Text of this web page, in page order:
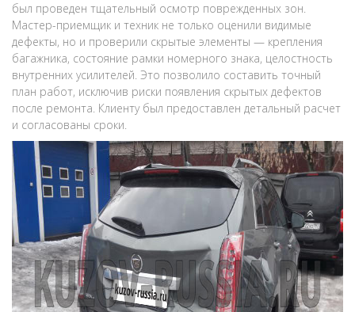
был проведен тщательный осмотр поврежденных зон.
Мастер-приемщик и техник не только оценили видимые
дефекты, но и проверили скрытые элементы — крепления
багажника, состояние рамки номерного знака, целостность
внутренних усилителей. Это позволило составить точный
план работ, исключив риски появления скрытых дефектов
после ремонта. Клиенту был предоставлен детальный расчет
и согласованы сроки.